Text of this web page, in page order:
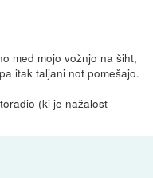
med mojo vožnjo na šiht,
itak taljani not pomešajo.
(ki je nažalost